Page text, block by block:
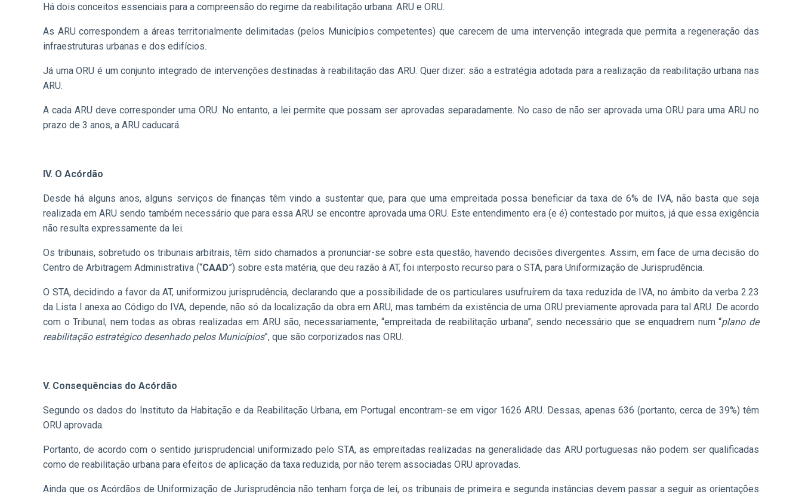
Há dois conceitos essenciais para a compreensão do regime da reabilitação urbana: ARU e ORU.
As ARU correspondem a áreas territorialmente delimitadas (pelos Municípios competentes) que carecem de uma intervenção integrada que permita a regeneração das
infraestruturas urbanas e dos edifícios.
Já uma ORU é um conjunto integrado de intervenções destinadas à reabilitação das ARU. Quer dizer: são a estratégia adotada para a realização da reabilitação urbana nas
ARU.
A cada ARU deve corresponder uma ORU. No entanto, a lei permite que possam ser aprovadas separadamente. No caso de não ser aprovada uma ORU para uma ARU no
prazo de 3 anos, a ARU caducará.
IV. O Acórdão
Desde há alguns anos, alguns serviços de finanças têm vindo a sustentar que, para que uma empreitada possa beneficiar da taxa de 6% de IVA, não basta que seja
realizada em ARU sendo também necessário que para essa ARU se encontre aprovada uma ORU. Este entendimento era (e é) contestado por muitos, já que essa exigência
não resulta expressamente da lei.
Os tribunais, sobretudo os tribunais arbitrais, têm sido chamados a pronunciar-se sobre esta questão, havendo decisões divergentes. Assim, em face de uma decisão do
Centro de Arbitragem Administrativa (“CAAD”) sobre esta matéria, que deu razão à AT, foi interposto recurso para o STA, para Uniformização de Jurisprudência.
O STA, decidindo a favor da AT, uniformizou jurisprudência, declarando que a possibilidade de os particulares usufruírem da taxa reduzida de IVA, no âmbito da verba 2.23
da Lista I anexa ao Código do IVA, depende, não só da localização da obra em ARU, mas também da existência de uma ORU previamente aprovada para tal ARU. De acordo
com o Tribunal, nem todas as obras realizadas em ARU são, necessariamente, “empreitada de reabilitação urbana”, sendo necessário que se enquadrem num “plano de
reabilitação estratégico desenhado pelos Municípios”, que são corporizados nas ORU.
V. Consequências do Acórdão
Segundo os dados do Instituto da Habitação e da Reabilitação Urbana, em Portugal encontram-se em vigor 1626 ARU. Dessas, apenas 636 (portanto, cerca de 39%) têm
ORU aprovada.
Portanto, de acordo com o sentido jurisprudencial uniformizado pelo STA, as empreitadas realizadas na generalidade das ARU portuguesas não podem ser qualificadas
como de reabilitação urbana para efeitos de aplicação da taxa reduzida, por não terem associadas ORU aprovadas.
Ainda que os Acórdãos de Uniformização de Jurisprudência não tenham força de lei, os tribunais de primeira e segunda instâncias devem passar a seguir as orientações